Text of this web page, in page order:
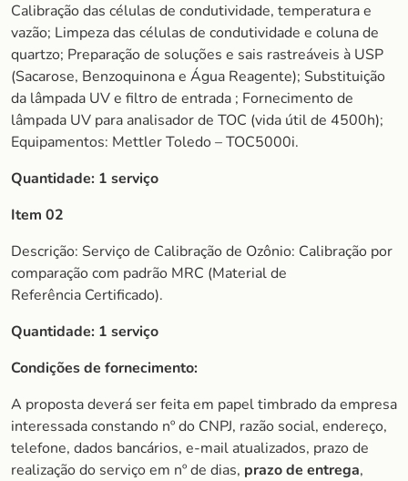
Calibração das células de condutividade, temperatura e
vazão; Limpeza das células de condutividade e coluna de
quartzo; Preparação de soluções e sais rastreáveis à USP
(Sacarose, Benzoquinona e Água Reagente); Substituição
da lâmpada UV e filtro de entrada ; Fornecimento de
lâmpada UV para analisador de TOC (vida útil de 4500h);
Equipamentos: Mettler Toledo – TOC5000i.
Quantidade: 1 serviço
Item 02
Descrição: Serviço de Calibração de Ozônio: Calibração por
comparação com padrão MRC (Material de
Referência Certificado).
Quantidade: 1 serviço
Condições de fornecimento:
A proposta deverá ser feita em papel timbrado da empresa
interessada constando nº do CNPJ, razão social, endereço,
telefone, dados bancários, e-mail atualizados, prazo de
realização do serviço em nº de dias, prazo de entrega,